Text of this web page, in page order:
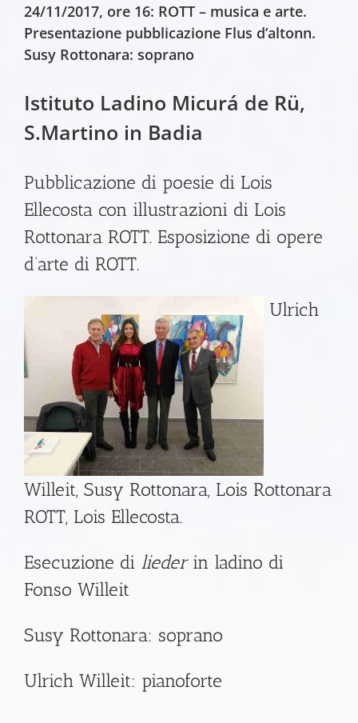
24/11/2017, ore 16: ROTT – musica e arte.
Presentazione pubblicazione Flus d’altonn.
Susy Rottonara: soprano
Istituto Ladino Micurá de Rü,
S.Martino in Badia
Pubblicazione di poesie di Lois
Ellecosta con illustrazioni di Lois
Rottonara ROTT. Esposizione di opere
d’arte di ROTT.
Ulrich
Willeit, Susy Rottonara, Lois Rottonara
ROTT, Lois Ellecosta.
Esecuzione di liederin ladino di
Fonso Willeit
Susy Rottonara: soprano
Ulrich Willeit: pianoforte